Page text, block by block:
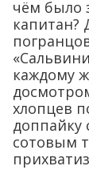
чём было
капитан?
каждому
хлопцев
доппайку
сотовым